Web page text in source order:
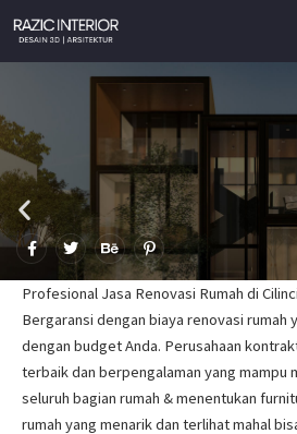
content
F
a
e
b
o
k
f
T
w
t
t
e
B
e
h
a
n
c
P
i
n
t
e
r
s
-
p
Profesional Jasa Renovasi Rumah di
Bergaransi dengan biaya renovasi rumah
dengan budget Anda. Perusahaan
terbaik dan berpengalaman yang mampu
seluruh bagian rumah & menentukan
rumah yang menarik dan terlihat mahal